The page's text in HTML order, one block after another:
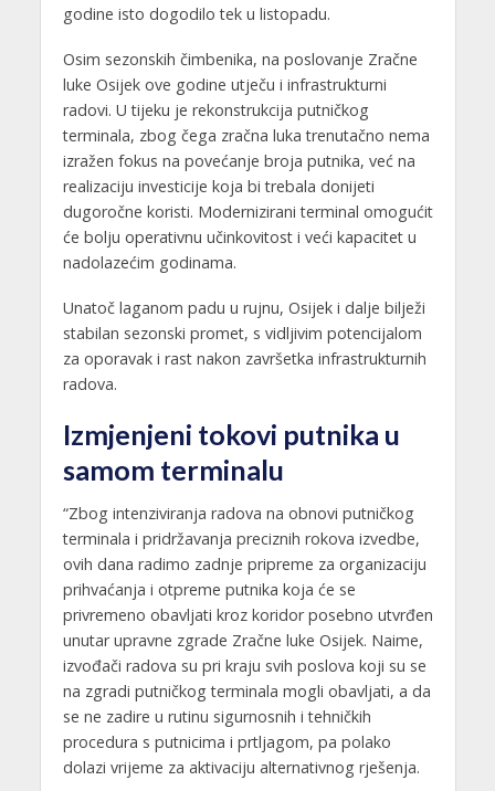
godine isto dogodilo tek u listopadu.
Osim sezonskih čimbenika, na poslovanje Zračne
luke Osijek ove godine utječu i infrastrukturni
radovi. U tijeku je rekonstrukcija putničkog
terminala, zbog čega zračna luka trenutačno nema
izražen fokus na povećanje broja putnika, već na
realizaciju investicije koja bi trebala donijeti
dugoročne koristi. Modernizirani terminal omogućit
će bolju operativnu učinkovitost i veći kapacitet u
nadolazećim godinama.
Unatoč laganom padu u rujnu, Osijek i dalje bilježi
stabilan sezonski promet, s vidljivim potencijalom
za oporavak i rast nakon završetka infrastrukturnih
radova.
Izmjenjeni tokovi putnika u
samom terminalu
“Zbog intenziviranja radova na obnovi putničkog
terminala i pridržavanja preciznih rokova izvedbe,
ovih dana radimo zadnje pripreme za organizaciju
prihvaćanja i otpreme putnika koja će se
privremeno obavljati kroz koridor posebno utvrđen
unutar upravne zgrade Zračne luke Osijek. Naime,
izvođači radova su pri kraju svih poslova koji su se
na zgradi putničkog terminala mogli obavljati, a da
se ne zadire u rutinu sigurnosnih i tehničkih
procedura s putnicima i prtljagom, pa polako
dolazi vrijeme za aktivaciju alternativnog rješenja.